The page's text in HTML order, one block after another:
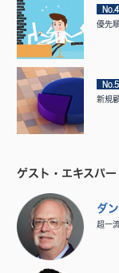
No.4
優先
No.5
新規
ゲスト・エキスパー
ダ
超一